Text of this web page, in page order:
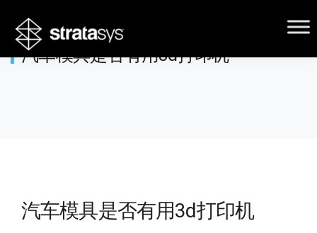
汽车模具是否有用3d打印机
汽车模具是否有用3d打印机